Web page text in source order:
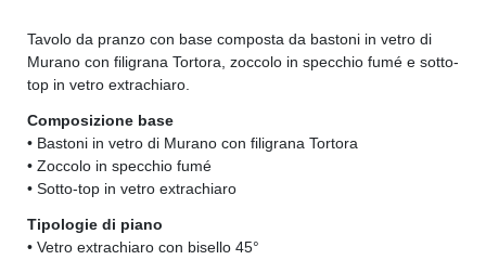
Tavolo da pranzo con base composta da bastoni in vetro di
Murano con filigrana Tortora, zoccolo in specchio fumé e sotto-
top in vetro extrachiaro.
Composizione base
• Bastoni in vetro di Murano con filigrana Tortora
• Zoccolo in specchio fumé
• Sotto-top in vetro extrachiaro
Tipologie di piano
• Vetro extrachiaro con bisello 45°